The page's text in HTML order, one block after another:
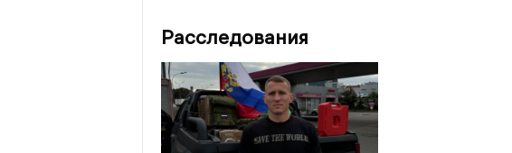
Расследования